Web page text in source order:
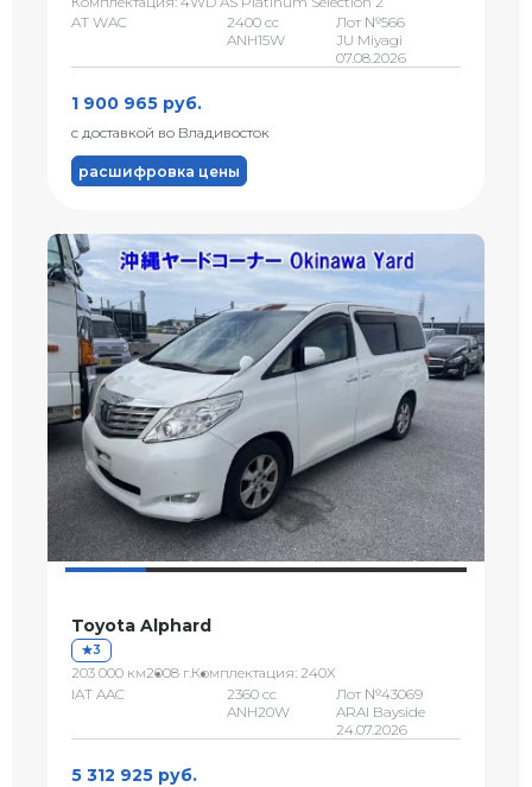
AT WAC
2400 сс
ANH15W
Лот №566
JU Miyagi
07.08.2026
1 900 965 руб.
с доставкой во Владивосток
расшифровка цены
Toyota Alphard
3
203 000 км2008 г.Комплектация: 240X
IAT AAC
2360 сс
ANH20W
Лот №43069
ARAI Bayside
24.07.2026
5 312 925 руб.